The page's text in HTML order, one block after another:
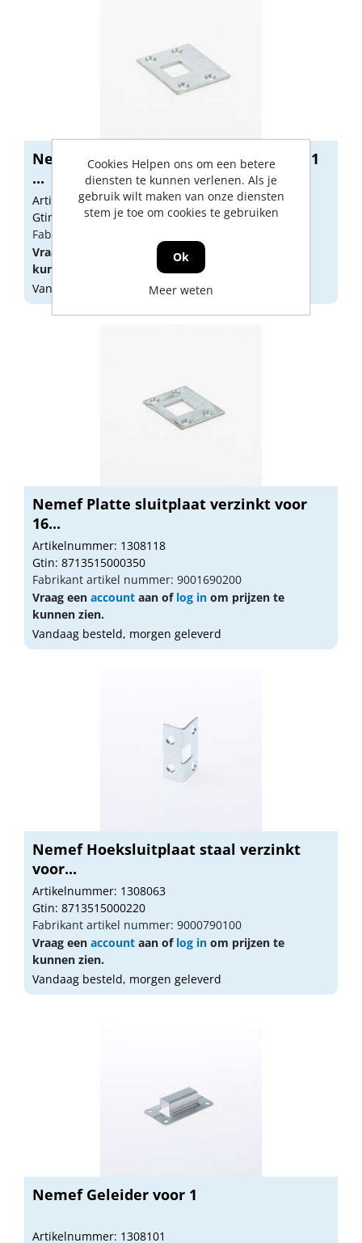
Nemef Platte sluitplaat verzinkt voor 1
...
Artikelnummer: 1308102
Gtin: 8713515000305
Fabrikant artikel nummer: 9001390200
Vraag een
aan oflog in
kunnen zien.
Vandaag besteld, morgen geleverd
Nemef Platte sluitplaat verzinkt voor
16...
Artikelnummer: 1308118
Gtin: 8713515000350
Fabrikant artikel nummer: 9001690200
Vraag een account aan of log in om prijzen te
kunnen zien.
Vandaag besteld, morgen geleverd
Nemef Hoeksluitplaat staal verzinkt
voor...
Artikelnummer: 1308063
Gtin: 8713515000220
Fabrikant artikel nummer: 9000790100
Vraag een account aan of log in om prijzen te
kunnen zien.
Vandaag besteld, morgen geleverd
Nemef Geleider voor 1
Artikelnummer: 1308101
Cookies Helpen ons om een betere
diensten te kunnen verlenen. Als je
gebruik wilt maken van onze diensten
stem je toe om cookies te gebruiken
Ok
Meer weten